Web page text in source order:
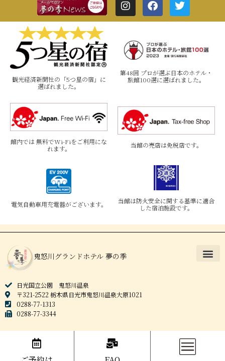
観光経済新聞社の「5つ星の宿」に
選ばれました。
第48回 プロが選ぶ日本のホテル・
旅館100選に選ばれました。
館内では 無料でWi-Fiをご利用にな
れます。
当館の売店は免税店です。
電気自動車用充電器がございます。
当館は防火安全に関する基準に適合
した宿泊施設です。
鬼怒川グランドホテル 夢の季
日光国立公園 鬼怒川温泉
〒321-2522 栃木県日光市鬼怒川温泉大原1021
0288-77-1313
0288-77-3344